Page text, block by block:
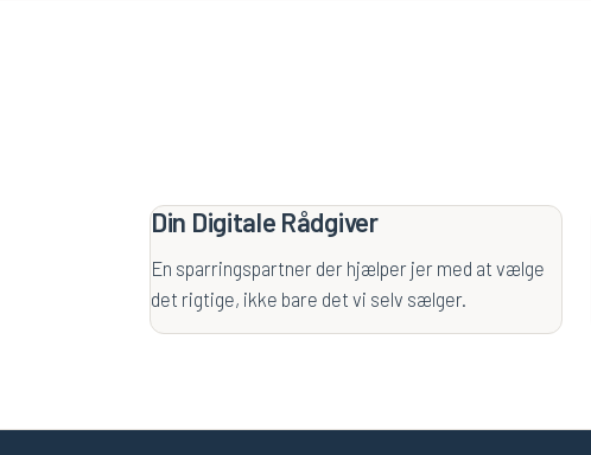
Din Digitale Rådgiver
En sparringspartner der hjælper jer med at vælge
det rigtige, ikke bare det vi selv sælger.